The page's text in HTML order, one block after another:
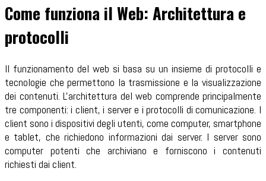
Come funziona il Web: Architettura e
protocolli
Il funzionamento del web si basa su un insieme di protocolli e
tecnologie che permettono la trasmissione e la visualizzazione
dei contenuti. L'architettura del web comprende principalmente
tre componenti: i client, i server e i protocolli di comunicazione. I
client sono i dispositivi degli utenti, come computer, smartphone
e tablet, che richiedono informazioni dai server. I server sono
computer potenti che archiviano e forniscono i contenuti
richiesti dai client.